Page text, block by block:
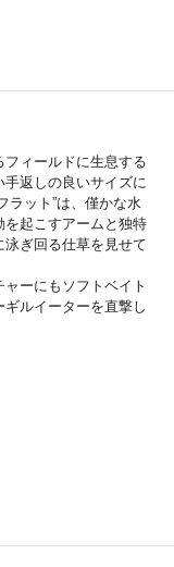
ィールドに生息する
返しの良いサイズに
ラット”は、僅かな水
起こすアームと独特
ぎ回る仕草を見せて
ーにもソフトベイト
ルイーターを直撃し